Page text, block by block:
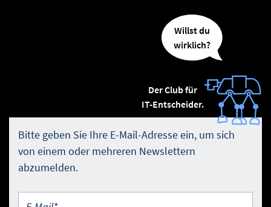
Willst du
wirklich?
Der Club für
IT-Entscheider.
Bitte geben Sie Ihre E-Mail-Adresse ein, um sich
von einem oder mehreren Newslettern
abzumelden.
E-Mail*